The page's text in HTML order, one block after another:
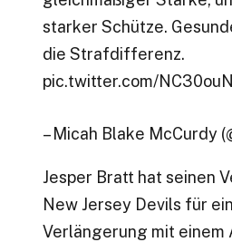
starker Schütze.
die Strafdifferenz.
pic.twitter.com/
– Micah Blake McCurdy
Jesper Bratt hat seinen
New Jersey Devils für
Verlängerung mit einem